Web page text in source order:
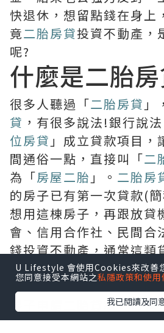
快退休，想留點錢在身上
竟二胎房貸投資不動產，
呢?
什麼是二胎
很多人聽過「二胎房貸 」
貸 ，有很多說法!銀行說
位房貸 」成立貸款項目，
間通俗一點，直接叫「二
為「房屋二胎 」。 二胎房
的房子已有第一次貸款(
想用這棟房子，再跟放貸
會、信用合作社、民間合
錢投資不動產，通常這
貸 」，如果用房子在銀行
稱「銀行二胎」，在民間
房子申請
二胎貸款，俗稱
近年全球升息，銀行放貸
U Lifestyle 會使用Cookies來改善
您同意接受本網站之私隱政策和使用
我已閱讀及同